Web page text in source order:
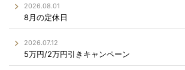
2026.08.01
8月の定休日
2026.07.12
5万円/2万円引きキャンペーン